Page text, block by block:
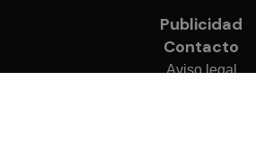
Publicidad
Contacto
Aviso legal